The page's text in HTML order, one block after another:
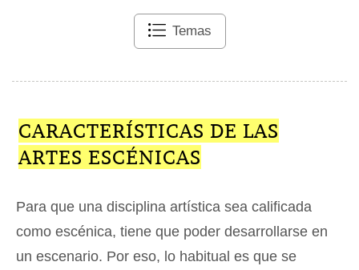
Temas
CARACTERÍSTICAS DE LAS
ARTES ESCÉNICAS
Para que una disciplina artística sea calificada
como escénica, tiene que poder desarrollarse en
un escenario. Por eso, lo habitual es que se